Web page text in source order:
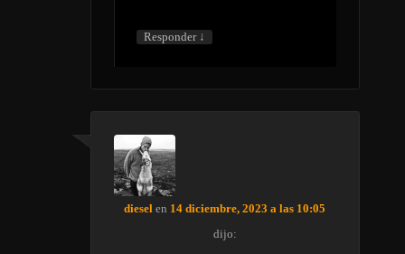
Responder ↓
diesel en 14 diciembre, 2023 a las 10:05
dijo: